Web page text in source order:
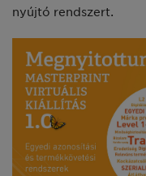
nyújtó rendszert.